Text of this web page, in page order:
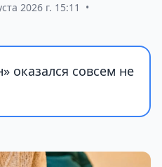
2026 г. 15:11
•
оказался совсем не